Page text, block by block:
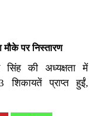
पर निस्तारण
सिंह की अध्यक्षता में
प्राप्त हुईं,